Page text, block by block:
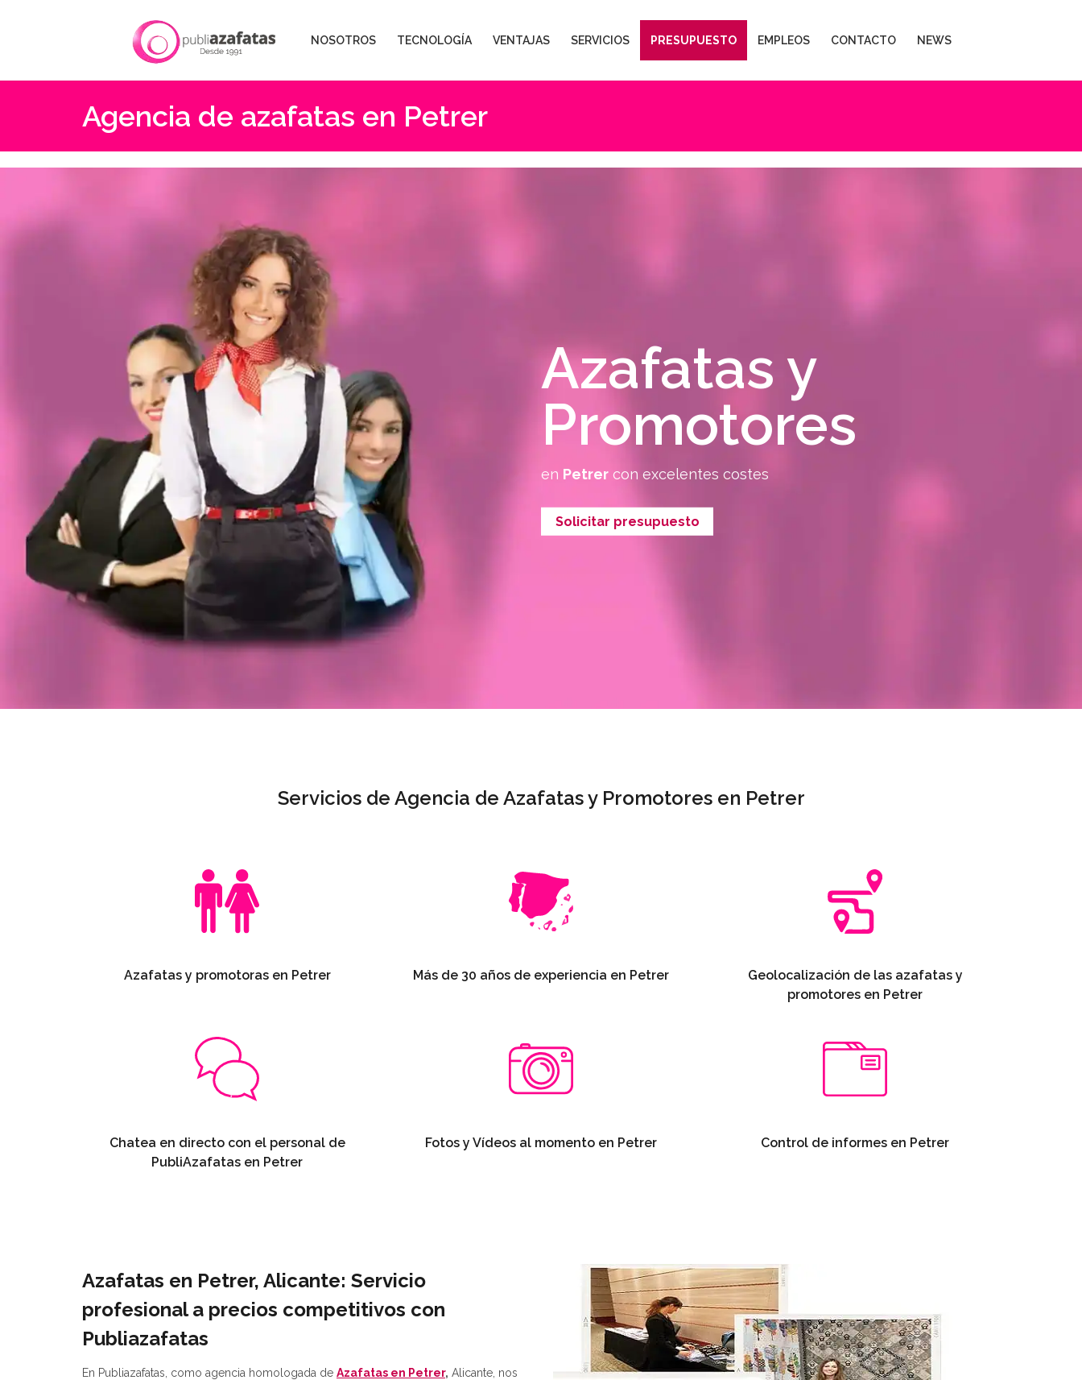
NOSOTROS TECNOLOGÍA VENTAJAS SERVICIOS PRESUPUESTO EMPLEOS CONTACTO NEWS
Agencia de azafatas en Petrer
Azafatas y
Promotores
en Petrer con excelentes costes
Solicitar presupuesto
Servicios de Agencia de Azafatas y Promotores en Petrer
Azafatas y promotoras en Petrer Más de 30 años de experiencia en Petrer
Geolocalización de las azafatas y
promotores en Petrer
Chatea en directo con el personal de
PubliAzafatas en Petrer
Fotos y Vídeos al momento en Petrer Control de informes en Petrer
Azafatas en Petrer, Alicante: Servicio
profesional a precios competitivos con
Publiazafatas
En Publiazafatas, como agencia homologada de Azafatas en Petrer, Alicante, nos